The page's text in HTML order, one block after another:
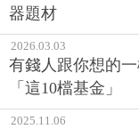
器題材
2026.03.03
有錢人跟你想的
「這10檔基金」
2025.11.06